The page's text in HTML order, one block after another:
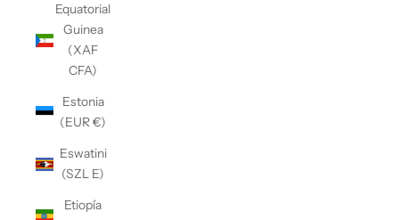
Equatorial
Guinea
(XAF
CFA)
Estonia
(EUR €)
Eswatini
(SZL E)
Etiopía